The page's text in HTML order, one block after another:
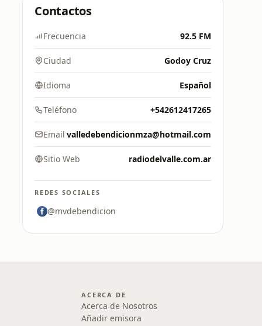
Contactos
Frecuencia 92.5 FM
Ciudad Godoy Cruz
Idioma Español
Teléfono +542612417265
Email valledebendicionmza@hotmail.com
Sitio Web radiodelvalle.com.ar
REDES SOCIALES
@mvdebendicion
ACERCA DE
Acerca de Nosotros
Añadir emisora